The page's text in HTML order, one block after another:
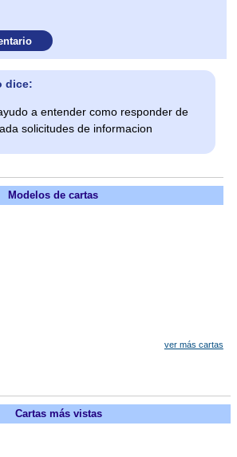
dice:
a entender como responder de
solicitudes de informacion
Modelos de cartas
ver más cartas
Cartas más vistas